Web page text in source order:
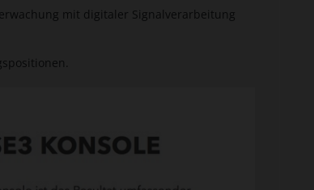
mit digitaler Signalverarbeitung